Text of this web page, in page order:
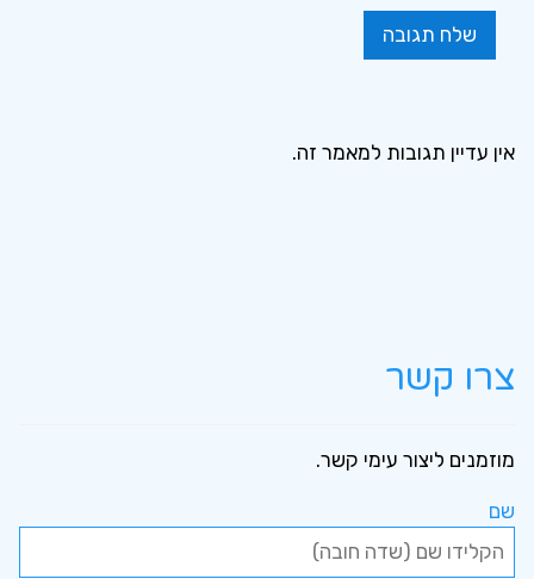
אין עדיין תגובות למאמר זה.
צרו קשר
מוזמנים ליצור עימי קשר.
שם